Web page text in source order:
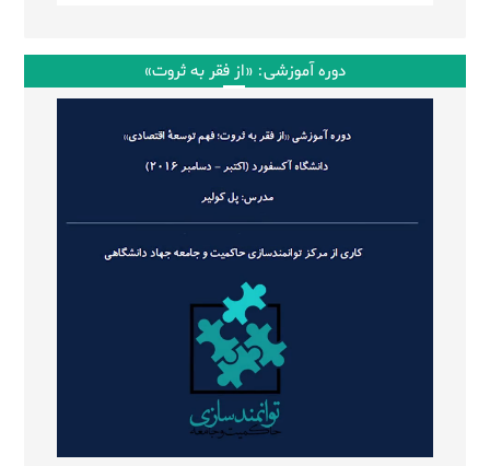
دوره آموزشی: «از فقر به ثروت»